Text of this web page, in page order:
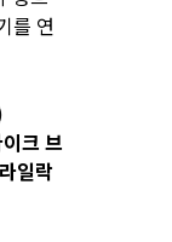
를 연
크 브
일락